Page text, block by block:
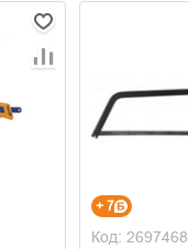
+ 7
Код: 2697468